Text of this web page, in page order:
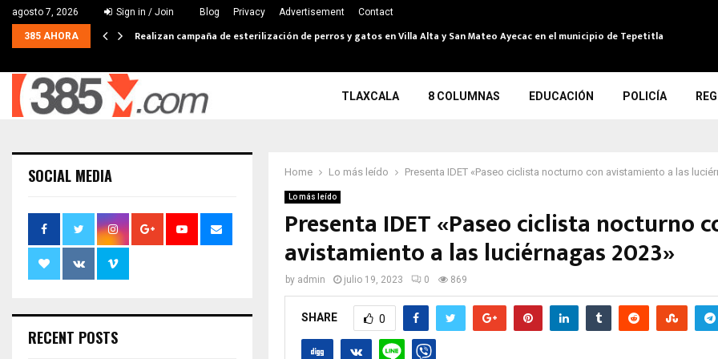
agosto 7, 2026 Sign in / Join Blog Privacy Advertisement Contact
385 AHORA Realizan campaña de esterilización de perros y gatos en Villa Alta y San Mateo Ayecac en el municipio de Tepetitla
TLAXCALA 8 COLUMNAS EDUCACIÓN POLICÍA
Home Lo más leído Presenta IDET «Paseo ciclista nocturno con avistamiento a las
Lo más leído
Presenta IDET «Paseo ciclista nocturno
avistamiento a las luciérnagas 2023»
by admin julio 19, 2023 0 869
SHARE 0
SOCIAL MEDIA
RECENT POSTS